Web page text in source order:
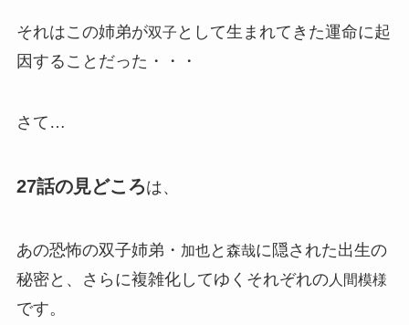
それはこの姉弟が双子 として生まれてきた運命に起
因することだった・・・
さて…
27話の見どころは、
あの恐怖の双子姉弟・ 加也と 森哉に隠された出生の
秘密と、さらに複雑化してゆくそれぞれの人間模様
です。